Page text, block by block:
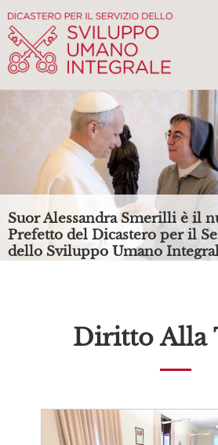
Suor Alessandra Smerilli è il
Prefetto del Dicastero per il
dello Sviluppo Umano
Diritto Alla